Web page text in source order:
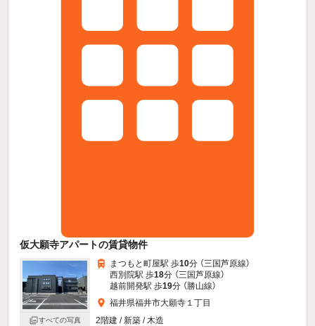
仮大願寺アパートの賃貸物件
すべての写真
まつもと町屋駅 歩10分 （三国芦原線）
西別院駅 歩18分 （三国芦原線）
越前開発駅 歩19分 （勝山線）
福井県福井市大願寺１丁目
2階建 / 新築 / 木造